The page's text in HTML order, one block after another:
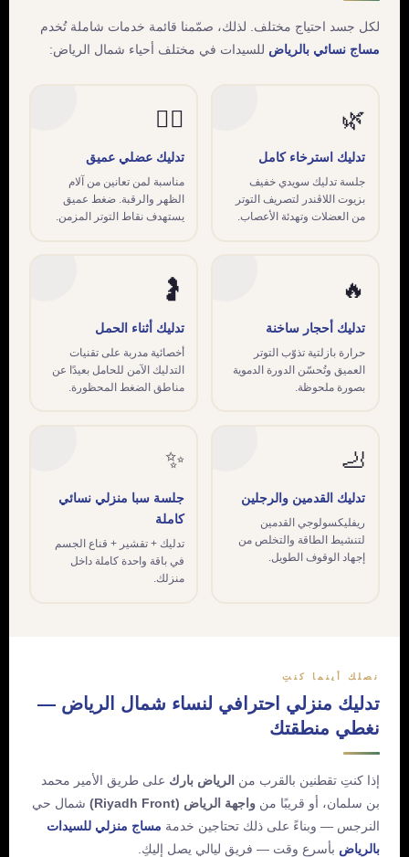
لكل جسد احتياج مختلف. لذلك، صمّمنا قائمة خدمات شاملة تُخدم
مساج نسائي بالرياض للسيدات في مختلف أحياء شمال الرياض:
🌿
تدليك استرخاء كامل
جلسة تدليك سويدي خفيف
بزيوت اللاڤندر لتصريف التوتر
من العضلات وتهدئة الأعصاب.
💆‍♀️
تدليك عضلي عميق
مناسبة لمن تعانين من آلام
الظهر والرقبة. ضغط عميق
يستهدف نقاط التوتر المزمن.
🔥
تدليك أحجار ساخنة
حرارة بازلتية تذوّب التوتر
العميق وتُحسّن الدورة الدموية
بصورة ملحوظة.
🤰
تدليك أثناء الحمل
أخصائية مدربة على تقنيات
التدليك الآمن للحامل بعيدًا عن
مناطق الضغط المحظورة.
🦶
تدليك القدمين والرجلين
ريفليكسولوجي القدمين
لتنشيط الطاقة والتخلص من
إجهاد الوقوف الطويل.
✨
جلسة سبا منزلي نسائي
كاملة
تدليك + تقشير + قناع الجسم
في باقة واحدة كاملة داخل
منزلك.
نصلك أينما كنتِ
تدليك منزلي احترافي لنساء شمال الرياض —
نغطي منطقتك
إذا كنتِ تقطنين بالقرب من الرياض بارك على طريق الأمير محمد
بن سلمان، أو قريبًا منواجهة الرياض (Riyadh Front)
شمال حي
النرجس — وبناءً على ذلك تحتاجين خدمة مساج منزلي للسيدات
بالرياض بأسرع وقت — فريق ليالي يصل إليكِ.